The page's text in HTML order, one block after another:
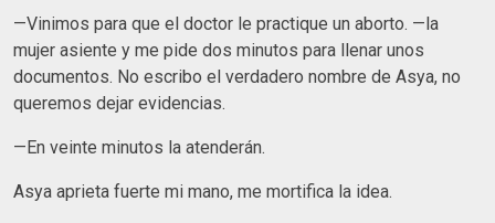
—Vinimos para que el doctor le practique un aborto. —la
mujer asiente y me pide dos minutos para llenar unos
documentos. No escribo el verdadero nombre de Asya, no
queremos dejar evidencias.
—En veinte minutos la atenderán.
Asya aprieta fuerte mi mano, me mortifica la idea.